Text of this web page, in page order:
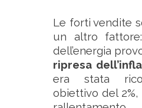
Le forti vendite
un altro
dell’energia
ripresa
era stata
obiettivo del